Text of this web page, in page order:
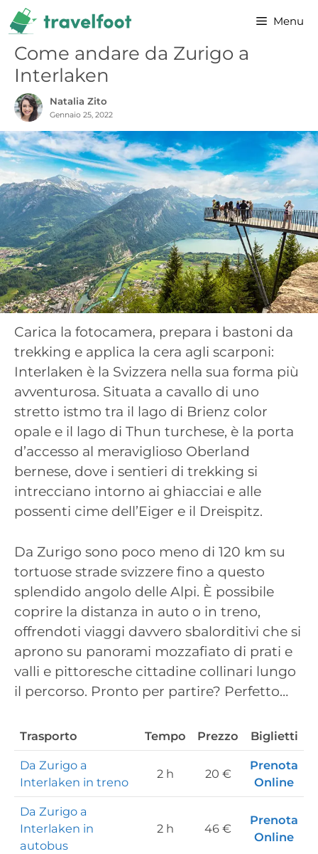
Vai
al
contenuto
Menu
Come andare da Zurigo a
Interlaken
Natalia Zito
Gennaio 25, 2022
Carica la fotocamera, prepara i bastoni da
trekking e applica la cera agli scarponi:
Interlaken è la Svizzera nella sua forma più
avventurosa. Situata a cavallo di uno
stretto istmo tra il lago di Brienz color
opale e il lago di Thun turchese, è la porta
d’accesso al meraviglioso Oberland
bernese, dove i sentieri di trekking si
intrecciano intorno ai ghiacciai e alle
possenti cime dell’Eiger e il Dreispitz.
Da Zurigo sono poco meno di 120 km su
tortuose strade svizzere fino a questo
splendido angolo delle Alpi. È possibile
coprire la distanza in auto o in treno,
offrendoti viaggi davvero sbalorditivi che si
aprono su panorami mozzafiato di prati e
valli e pittoresche cittadine collinari lungo
il percorso. Pronto per partire? Perfetto…
Trasporto Tempo Prezzo Biglietti
Da Zurigo a
Interlaken in treno
2 h 20 €
Prenota
Online
Da Zurigo a
Interlaken in
autobus
2 h 46 €
Prenota
Online